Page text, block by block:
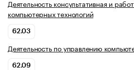
Деятельность консультативная и
компьютерных технологий
62.03
Деятельность по управлению
62.09